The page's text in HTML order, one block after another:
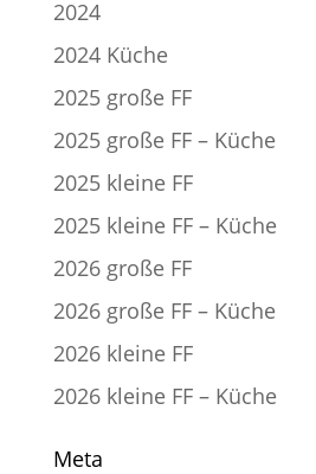
2024
2024 Küche
2025 große FF
2025 große FF – Küche
2025 kleine FF
2025 kleine FF – Küche
2026 große FF
2026 große FF – Küche
2026 kleine FF
2026 kleine FF – Küche
Meta